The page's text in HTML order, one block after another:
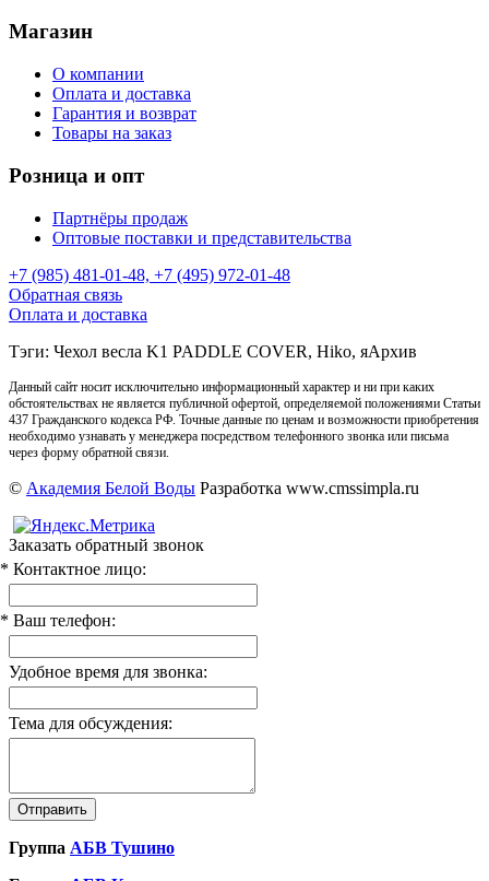
Магазин
О компании
Оплата и доставка
Гарантия и возврат
Товары на заказ
Розница и опт
Партнёры продаж
Оптовые поставки и представительства
+7 (985) 481-01-48, +7 (495) 972-01-48
Обратная связь
Оплата и доставка
Тэги: Чехол весла K1 PADDLE COVER, Hiko, яАрхив
Данный сайт носит исключительно информационный характер и ни при каких
обстоятельствах не является публичной офертой, определяемой положениями Статьи
437 Гражданского кодекса РФ. Точные данные по ценам и возможности приобретения
необходимо узнавать у менеджера посредством телефонного звонка или письма
через форму обратной связи.
© Академия Белой Воды Разработка www.cmssimpla.ru
Заказать обратный звонок
* Контактное лицо:
* Ваш телефон:
Удобное время для звонка:
Тема для обсуждения:
Группа АБВ Тушино